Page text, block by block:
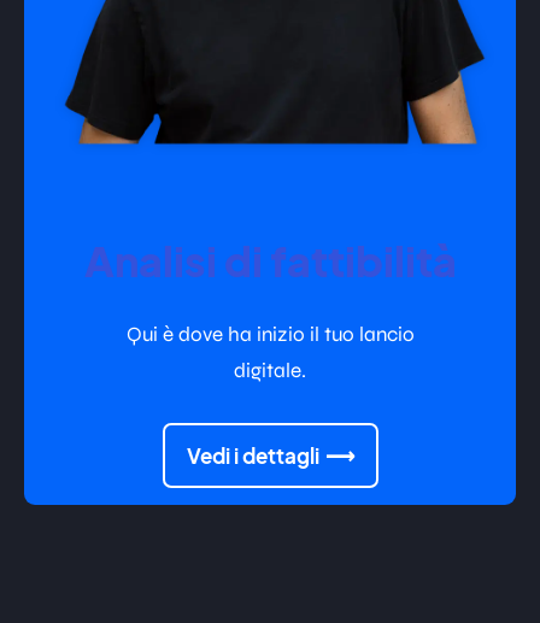
Analisi di fattibilità
Qui è dove ha inizio il tuo lancio
digitale.
Vedi i dettagli